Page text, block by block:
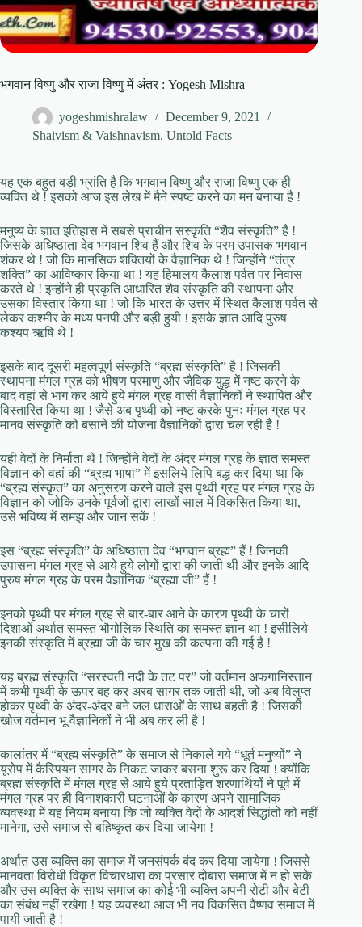
भगवान विष्णु और राजा विष्णु में अंतर : Yogesh Mishra
yogeshmishralaw
December 9, 2021
Shaivism & Vaishnavism, Untold Facts
यह एक बहुत बड़ी भ्रांति है कि भगवान विष्णु और राजा विष्णु एक ही
व्यक्ति थे ! इसको आज इस लेख में मैने स्पष्ट करने का मन बनाया है !
मनुष्य के ज्ञात इतिहास में सबसे प्राचीन संस्कृति “शैव संस्कृति” है !
जिसके अधिष्ठाता देव भगवान शिव हैं और शिव के परम उपासक भगवान
शंकर थे ! जो कि मानसिक शक्तियों के वैज्ञानिक थे ! जिन्होंने “तंत्र
शक्ति” का आविष्कार किया था ! यह हिमालय कैलाश पर्वत पर निवास
करते थे ! इन्होंने ही प्रकृति आधारित शैव संस्कृति की स्थापना और
उसका विस्तार किया था ! जो कि भारत के उत्तर में स्थित कैलाश पर्वत से
लेकर कश्मीर के मध्य पनपी और बड़ी हुयी ! इसके ज्ञात आदि पुरुष
कश्यप ऋषि थे !
इसके बाद दूसरी महत्वपूर्ण संस्कृति “ब्रह्म संस्कृति” है ! जिसकी
स्थापना मंगल ग्रह को भीषण परमाणु और जैविक युद्ध में नष्ट करने के
बाद वहां से भाग कर आये हुये मंगल ग्रह वासी वैज्ञानिकों ने स्थापित और
विस्तारित किया था ! जैसे अब पृथ्वी को नष्ट करके पुनः मंगल ग्रह पर
मानव संस्कृति को बसाने की योजना वैज्ञानिकों द्वारा चल रही है !
यही वेदों के निर्माता थे ! जिन्होंने वेदों के अंदर मंगल ग्रह के ज्ञात समस्त
विज्ञान को वहां की “ब्रह्म भाषा” में इसलिये लिपि बद्ध कर दिया था कि
“ब्रह्म संस्कृत” का अनुसरण करने वाले इस पृथ्वी ग्रह पर मंगल ग्रह के
विज्ञान को जोकि उनके पूर्वजों द्वारा लाखों साल में विकसित किया था,
उसे भविष्य में समझ और जान सकें !
इस “ब्रह्म संस्कृति” के अधिष्ठाता देव “भगवान ब्रह्म” हैं ! जिनकी
उपासना मंगल ग्रह से आये हुये लोगों द्वारा की जाती थी और इनके आदि
पुरुष मंगल ग्रह के परम वैज्ञानिक “ब्रह्मा जी” हैं !
इनको पृथ्वी पर मंगल ग्रह से बार-बार आने के कारण पृथ्वी के चारों
दिशाओं अर्थात समस्त भौगोलिक स्थिति का समस्त ज्ञान था ! इसीलिये
इनकी संस्कृति में ब्रह्मा जी के चार मुख की कल्पना की गई है !
यह ब्रह्म संस्कृति “सरस्वती नदी के तट पर” जो वर्तमान अफगानिस्तान
में कभी पृथ्वी के ऊपर बह कर अरब सागर तक जाती थी, जो अब विलुप्त
होकर पृथ्वी के अंदर-अंदर बने जल धाराओं के साथ बहती है ! जिसकी
खोज वर्तमान भू वैज्ञानिकों ने भी अब कर ली है !
कालांतर में “ब्रह्म संस्कृति” के समाज से निकाले गये “धूर्त मनुष्यों” ने
यूरोप में कैस्पियन सागर के निकट जाकर बसना शुरू कर दिया ! क्योंकि
ब्रह्म संस्कृति में मंगल ग्रह से आये हुये प्रताड़ित शरणार्थियों ने पूर्व में
मंगल ग्रह पर ही विनाशकारी घटनाओं के कारण अपने सामाजिक
व्यवस्था में यह नियम बनाया कि जो व्यक्ति वेदों के आदर्श सिद्धांतों को नहीं
मानेगा, उसे समाज से बहिष्कृत कर दिया जायेगा !
अर्थात उस व्यक्ति का समाज में जनसंपर्क बंद कर दिया जायेगा ! जिससे
मानवता विरोधी विकृत विचारधारा का प्रसार दोबारा समाज में न हो सके
और उस व्यक्ति के साथ समाज का कोई भी व्यक्ति अपनी रोटी और बेटी
का संबंध नहीं रखेगा ! यह व्यवस्था आज भी नव विकसित वैष्णव समाज में
पायी जाती है !